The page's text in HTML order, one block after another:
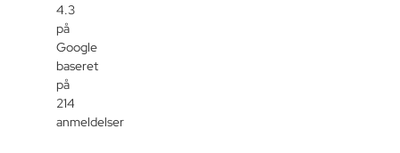
4.3
på
Google
baseret
på
214
anmeldelser